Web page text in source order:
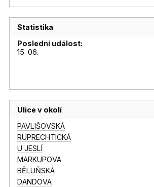
Statistika
Poslední událost:
15. 06.
Ulice v okolí
PAVLIŠOVSKÁ
RUPRECHTICKÁ
U JESLÍ
MARKUPOVA
BĚLUŇSKÁ
DANDOVA